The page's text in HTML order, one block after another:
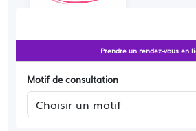
Prendre un rendez-vous en
Motif de consultation